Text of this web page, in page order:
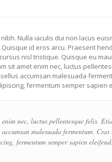
Nulla iaculis dui non lacus
id eros arcu. Praesent
nisl tristique. Quisque eu
sit amet enim nec, luctus
accumsan malesuada
fermentum semper sapien
nec, luctus pellentesque felis.
malesuada fermentum.
fermentum semper sapien eleifend.